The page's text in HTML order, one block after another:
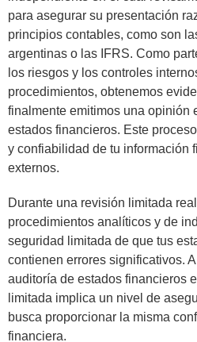
para asegurar su presentación
principios contables, como son
argentinas o las IFRS. Como
los riesgos y los controles
procedimientos, obtenemos
finalmente emitimos una opinión
estados financieros. Este
y confiabilidad de tu información
externos.
Durante una revisión limitada
procedimientos analíticos y de
seguridad limitada de que tus
contienen errores significativos.
auditoría de estados financieros
limitada implica un nivel de
busca proporcionar la misma
financiera.